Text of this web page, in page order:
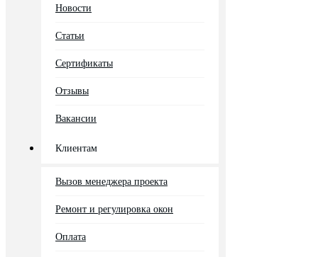
Новости
Статьи
Сертификаты
Отзывы
Вакансии
Клиентам
Вызов менеджера проекта
Ремонт и регулировка окон
Оплата